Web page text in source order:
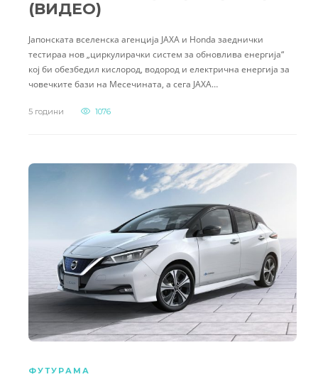
(ВИДЕО)
Јапонската вселенска агенција JAXA и Honda заеднички
тестираа нов „циркулирачки систем за обновлива енергија“
кој би обезбедил кислород, водород и електрична енергија за
човечките бази на Месечината, а сега JAXA…
5 години 1076
ФУТУРАМА